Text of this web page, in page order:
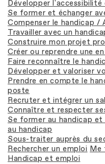
Développer
Se former et échanger
Compenser le handicap /
Travailler avec un
Construire mon projet
Créer ou reprendre une
Faire reconnaître le
Développer et valoriser
Prendre en compte le
poste
Recruter et intégrer un
Connaître et respecter
Se former au handicap et
au handicap
Sous-traiter auprès du
Rechercher un emploi Me
Handicap et emploi